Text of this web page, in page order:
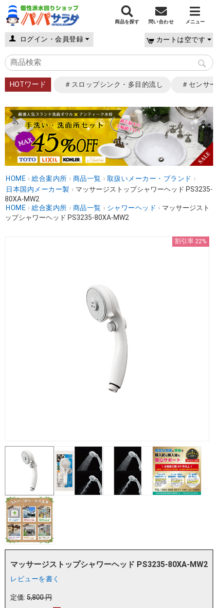
商品を探す 問い合わせ メニュー
ログイン・会員登録 カートは空です
HOTワード ＃スロップシンク・多目的流し ＃センサ
HOME › 総合案内所 › 商品一覧 › 取扱いメーカー・ブランド ›
日本国内メーカー製 › マッサージストップシャワーヘッド PS3235-
80XA-MW2
HOME › 総合案内所 › 商品一覧 › シャワーヘッド › マッサージスト
ップシャワーヘッド PS3235-80XA-MW2
割引率 22%
マッサージストップシャワーヘッド PS3235-80XA-MW2
レビューを書く
定価: 5,800円